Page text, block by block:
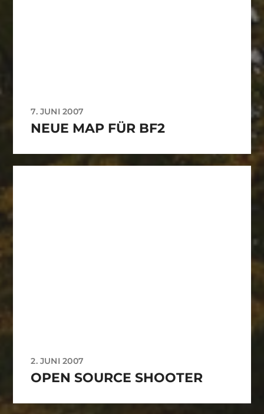
7. JUNI 2007
NEUE MAP FÜR BF2
2. JUNI 2007
OPEN SOURCE SHOOTER